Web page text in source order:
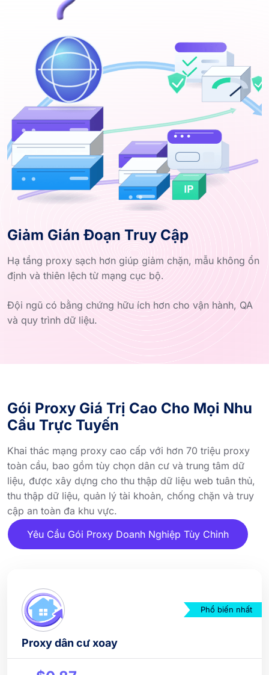
Giảm Gián Đoạn Truy Cập
Hạ tầng proxy sạch hơn giúp giảm chặn, mẫu không ổn
định và thiên lệch từ mạng cục bộ.
Đội ngũ có bằng chứng hữu ích hơn cho vận hành, QA
và quy trình dữ liệu.
Gói Proxy Giá Trị Cao Cho Mọi Nhu
Cầu Trực Tuyến
Khai thác mạng proxy cao cấp với hơn 70 triệu proxy
toàn cầu, bao gồm tùy chọn dân cư và trung tâm dữ
liệu, được xây dựng cho thu thập dữ liệu web tuân thủ,
thu thập dữ liệu, quản lý tài khoản, chống chặn và truy
cập an toàn đa khu vực.
Yêu Cầu Gói Proxy Doanh Nghiệp Tùy Chỉnh
Phổ biến nhất
Proxy dân cư xoay